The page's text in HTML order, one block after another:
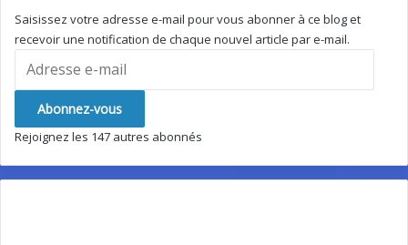
Saisissez votre adresse e-mail pour vous abonner à ce blog et
recevoir une notification de chaque nouvel article par e-mail.
Abonnez-vous
Rejoignez les 147 autres abonnés